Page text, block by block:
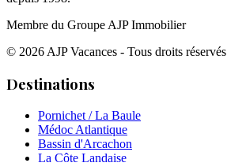
Membre du Groupe AJP Immobilier
© 2026 AJP Vacances - Tous droits réservés
Destinations
Pornichet / La Baule
Médoc Atlantique
Bassin d'Arcachon
La Côte Landaise